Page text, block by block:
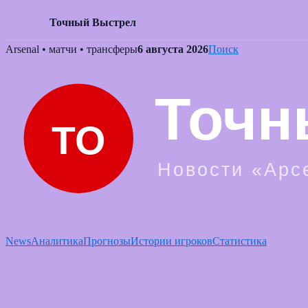
Точный Выстрел
Skip
Arsenal • матчи • трансферы6 августа 2026Поиск
NewsАналитикаПрогнозыИстории игроковСтатистика